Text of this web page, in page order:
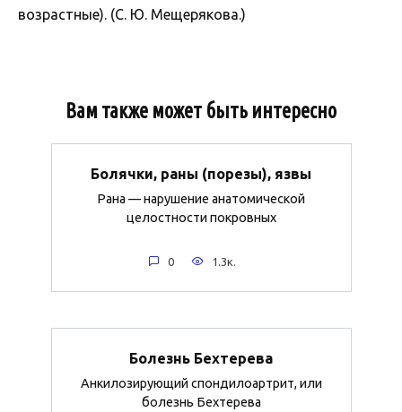
возрастные). (С. Ю. Мещерякова.)
Вам также может быть интересно
Болячки, раны (порезы), язвы
Рана — нарушение анатомической
целостности покровных
0 1.3к.
Болезнь Бехтерева
Анкилозирующий спондилоартрит, или
болезнь Бехтерева